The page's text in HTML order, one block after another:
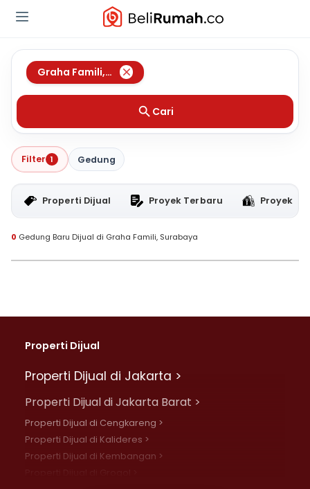
Graha Famili, Surabaya
Cari
Filter 1 Gedung
Properti Dijual Proyek Terbaru Proyek
0 Gedung Baru Dijual di Graha Famili, Surabaya
Properti Dijual
Properti Dijual di Jakarta >
Properti Dijual di Jakarta Barat >
Properti Dijual di Cengkareng >
Properti Dijual di Kalideres >
Properti Dijual di Kembangan >